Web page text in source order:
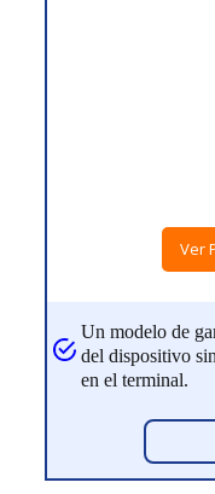
Ver
Un modelo de
del dispositivo
en el terminal.